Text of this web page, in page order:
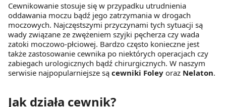
Cewnikowanie stosuje się w przypadku utrudnienia
oddawania moczu bądź jego zatrzymania w drogach
moczowych. Najczęstszymi przyczynami tych sytuacji są
wady związane ze zwężeniem szyjki pęcherza czy wada
zatoki moczowo-płciowej. Bardzo często konieczne jest
także zastosowanie cewnika po niektórych operacjach czy
zabiegach urologicznych bądź chirurgicznych. W naszym
serwisie najpopularniejsze są cewniki Foley oraz Nelaton.
Jak działa cewnik?